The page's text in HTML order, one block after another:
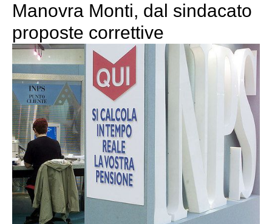
Manovra Monti, dal sindacato
proposte correttive